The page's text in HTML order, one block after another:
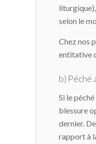
liturgique),
selon le
Chez nos
entitative
b) Péché
Si le
blessure
dernier.
rapport à